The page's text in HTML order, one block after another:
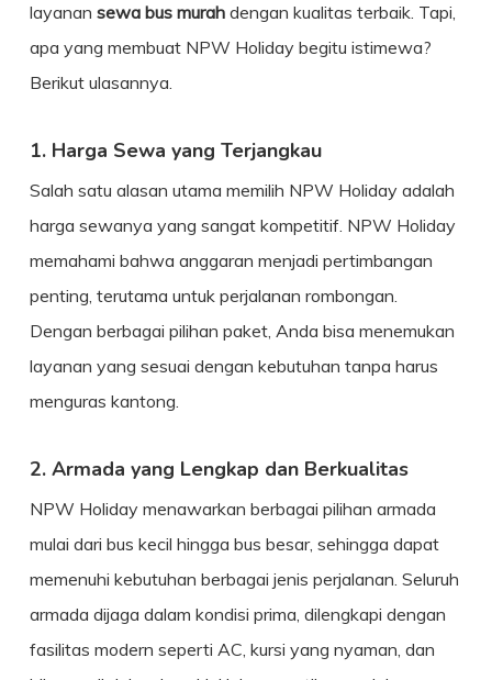
layanan sewa bus murahdengan kualitas terbaik. Tapi,
apa yang membuat NPW Holiday begitu istimewa?
Berikut ulasannya.
1. Harga Sewa yang Terjangkau
Salah satu alasan utama memilih NPW Holiday adalah
harga sewanya yang sangat kompetitif. NPW Holiday
memahami bahwa anggaran menjadi pertimbangan
penting, terutama untuk perjalanan rombongan.
Dengan berbagai pilihan paket, Anda bisa menemukan
layanan yang sesuai dengan kebutuhan tanpa harus
menguras kantong.
2. Armada yang Lengkap dan Berkualitas
NPW Holiday menawarkan berbagai pilihan armada
mulai dari bus kecil hingga bus besar, sehingga dapat
memenuhi kebutuhan berbagai jenis perjalanan. Seluruh
armada dijaga dalam kondisi prima, dilengkapi dengan
fasilitas modern seperti AC, kursi yang nyaman, dan